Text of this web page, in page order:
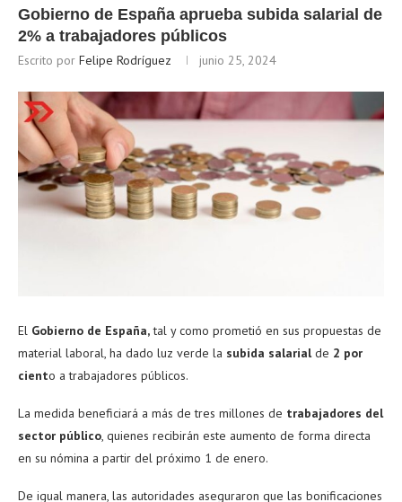
Gobierno de España aprueba subida salarial de
2% a trabajadores públicos
Escrito por Felipe Rodríguez junio 25, 2024
El Gobierno de España,tal y como prometió en sus propuestas de
material laboral, ha dado luz verde la subida salarialde 2 por
ciento a trabajadores públicos.
La medida beneficiará a más de tres millones de trabajadores del
sector público, quienes recibirán este aumento de forma directa
en su nómina a partir del próximo 1 de enero.
De igual manera, las autoridades aseguraron que las bonificaciones